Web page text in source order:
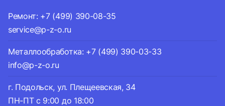
Ремонт: +7 (499) 390-08-35
service@p-z-o.ru
Металлообработка: +7 (499) 390-03-33
info@p-z-o.ru
г. Подольск, ул. Плещеевская, 34
ПН-ПТ с 9:00 до 18:00